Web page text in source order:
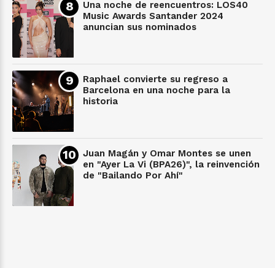
Una noche de reencuentros: LOS40
Music Awards Santander 2024
anuncian sus nominados
Raphael convierte su regreso a
Barcelona en una noche para la
historia
Juan Magán y Omar Montes se unen
en "Ayer La Vi (BPA26)", la reinvención
de "Bailando Por Ahí"